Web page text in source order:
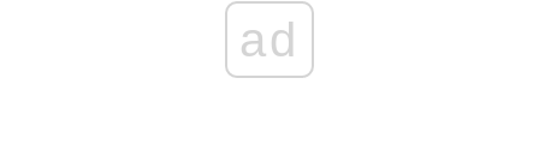
ad